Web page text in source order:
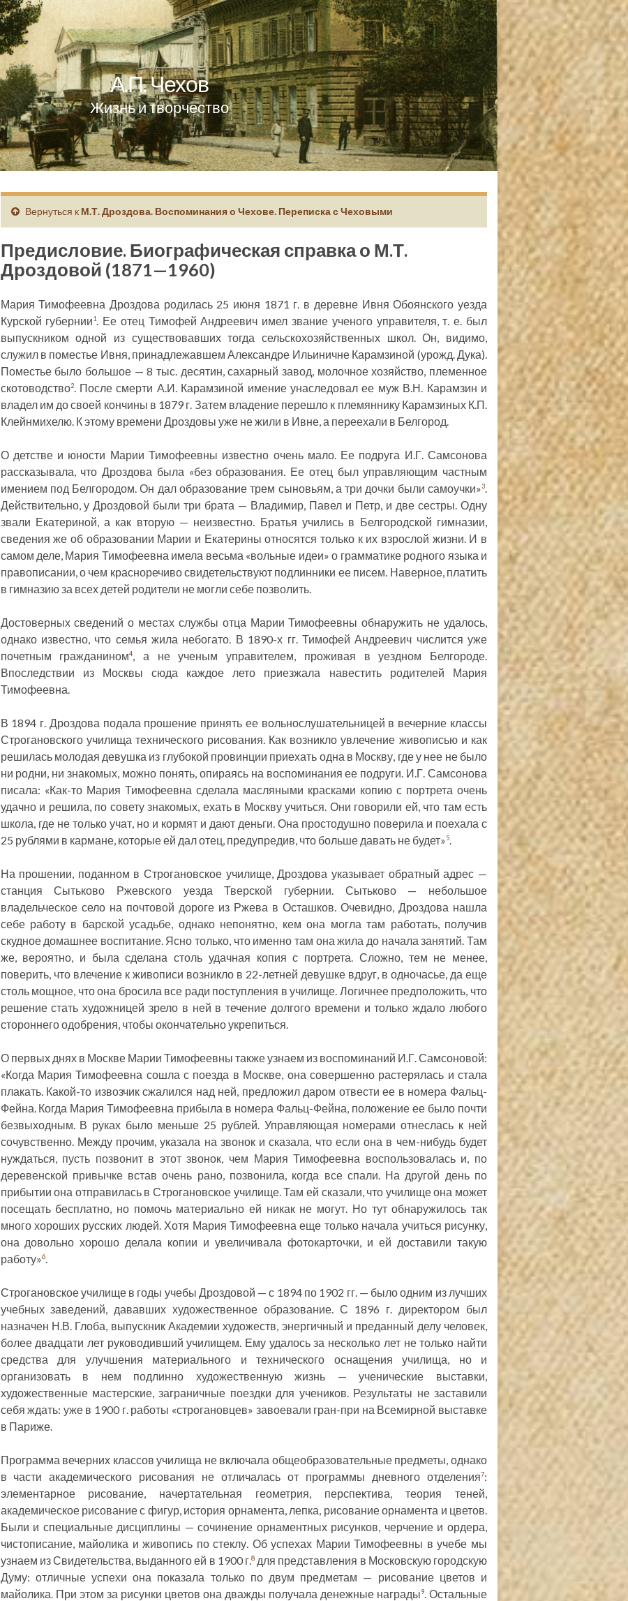
А.П. Чехов
Жизнь и творчество
Вернуться к М.Т. Дроздова. Воспоминания о Чехове. Переписка с Чеховыми
Предисловие. Биографическая справка о М.Т.
Дроздовой (1871—1960)
Мария Тимофеевна Дроздова родилась 25 июня 1871 г. в деревне Ивня Обоянского уезда
Курской губернии1. Ее отец Тимофей Андреевич имел звание ученого управителя, т. е. был
выпускником одной из существовавших тогда сельскохозяйственных школ. Он, видимо,
служил в поместье Ивня, принадлежавшем Александре Ильиничне Карамзиной (урожд. Дука).
Поместье было большое — 8 тыс. десятин, сахарный завод, молочное хозяйство, племенное
скотоводство2. После смерти А.И. Карамзиной имение унаследовал ее муж В.Н. Карамзин и
владел им до своей кончины в 1879 г. Затем владение перешло к племяннику Карамзиных К.П.
Клейнмихелю. К этому времени Дроздовы уже не жили в Ивне, а переехали в Белгород.
О детстве и юности Марии Тимофеевны известно очень мало. Ее подруга И.Г. Самсонова
рассказывала, что Дроздова была «без образования. Ее отец был управляющим частным
имением под Белгородом. Он дал образование трем сыновьям, а три дочки были самоучки»3.
Действительно, у Дроздовой были три брата — Владимир, Павел и Петр, и две сестры. Одну
звали Екатериной, а как вторую — неизвестно. Братья учились в Белгородской гимназии,
сведения же об образовании Марии и Екатерины относятся только к их взрослой жизни. И в
самом деле, Мария Тимофеевна имела весьма «вольные идеи» о грамматике родного языка и
правописании, о чем красноречиво свидетельствуют подлинники ее писем. Наверное, платить
в гимназию за всех детей родители не могли себе позволить.
Достоверных сведений о местах службы отца Марии Тимофеевны обнаружить не удалось,
однако известно, что семья жила небогато. В 1890-х гг. Тимофей Андреевич числится уже
почетным гражданином4, а не ученым управителем, проживая в уездном Белгороде.
Впоследствии из Москвы сюда каждое лето приезжала навестить родителей Мария
Тимофеевна.
В 1894 г. Дроздова подала прошение принять ее вольнослушательницей в вечерние классы
Строгановского училища технического рисования. Как возникло увлечение живописью и как
решилась молодая девушка из глубокой провинции приехать одна в Москву, где у нее не было
ни родни, ни знакомых, можно понять, опираясь на воспоминания ее подруги. И.Г. Самсонова
писала: «Как-то Мария Тимофеевна сделала масляными красками копию с портрета очень
удачно и решила, по совету знакомых, ехать в Москву учиться. Они говорили ей, что там есть
школа, где не только учат, но и кормят и дают деньги. Она простодушно поверила и поехала с
25 рублями в кармане, которые ей дал отец, предупредив, что больше давать не будет»5.
На прошении, поданном в Строгановское училище, Дроздова указывает обратный адрес —
станция Сытьково Ржевского уезда Тверской губернии. Сытьково — небольшое
владельческое село на почтовой дороге из Ржева в Осташков. Очевидно, Дроздова нашла
себе работу в барской усадьбе, однако непонятно, кем она могла там работать, получив
скудное домашнее воспитание. Ясно только, что именно там она жила до начала занятий. Там
же, вероятно, и была сделана столь удачная копия с портрета. Сложно, тем не менее,
поверить, что влечение к живописи возникло в 22-летней девушке вдруг, в одночасье, да еще
столь мощное, что она бросила все ради поступления в училище. Логичнее предположить, что
решение стать художницей зрело в ней в течение долгого времени и только ждало любого
стороннего одобрения, чтобы окончательно укрепиться.
О первых днях в Москве Марии Тимофеевны также узнаем из воспоминаний И.Г. Самсоновой:
«Когда Мария Тимофеевна сошла с поезда в Москве, она совершенно растерялась и стала
плакать. Какой-то извозчик сжалился над ней, предложил даром отвести ее в номера Фальц-
Фейна. Когда Мария Тимофеевна прибыла в номера Фальц-Фейна, положение ее было почти
безвыходным. В руках было меньше 25 рублей. Управляющая номерами отнеслась к ней
сочувственно. Между прочим, указала на звонок и сказала, что если она в чем-нибудь будет
нуждаться, пусть позвонит в этот звонок, чем Мария Тимофеевна воспользовалась и, по
деревенской привычке встав очень рано, позвонила, когда все спали. На другой день по
прибытии она отправилась в Строгановское училище. Там ей сказали, что училище она может
посещать бесплатно, но помочь материально ей никак не могут. Но тут обнаружилось так
много хороших русских людей. Хотя Мария Тимофеевна еще только начала учиться рисунку,
она довольно хорошо делала копии и увеличивала фотокарточки, и ей доставили такую
работу»6.
Строгановское училище в годы учебы Дроздовой — с 1894 по 1902 гг. — было одним из лучших
учебных заведений, дававших художественное образование. С 1896 г. директором был
назначен Н.В. Глоба, выпускник Академии художеств, энергичный и преданный делу человек,
более двадцати лет руководивший училищем. Ему удалось за несколько лет не только найти
средства для улучшения материального и технического оснащения училища, но и
организовать в нем подлинно художественную жизнь — ученические выставки,
художественные мастерские, заграничные поездки для учеников. Результаты не заставили
себя ждать: уже в 1900 г. работы «строгановцев» завоевали гран-при на Всемирной выставке
в Париже.
Программа вечерних классов училища не включала общеобразовательные предметы, однако
в части академического рисования не отличалась от программы дневного отделения7:
элементарное рисование, начертательная геометрия, перспектива, теория теней,
академическое рисование с фигур, история орнамента, лепка, рисование орнамента и цветов.
Были и специальные дисциплины — сочинение орнаментных рисунков, черчение и ордера,
чистописание, майолика и живопись по стеклу. Об успехах Марии Тимофеевны в учебе мы
узнаем из Свидетельства, выданного ей в 1900 г.8для представления в Московскую городскую
Думу: отличные успехи она показала только по двум предметам — рисование цветов и
майолика. При этом за рисунки цветов она дважды получала денежные награды9. Остальные